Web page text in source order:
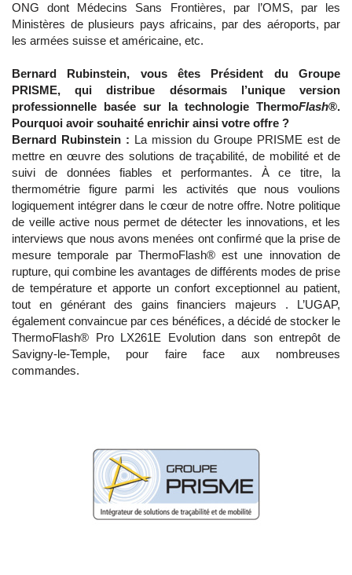
ONG dont Médecins Sans Frontières, par l’OMS, par les
Ministères de plusieurs pays africains, par des aéroports, par
les armées suisse et américaine, etc.
Bernard Rubinstein, vous êtes Président du Groupe
PRISME, qui distribue désormais l’unique version
professionnelle basée sur la technologie ThermoFlash®.
Pourquoi avoir souhaité enrichir ainsi votre offre ?
Bernard Rubinstein : La mission du Groupe PRISME est de
mettre en œuvre des solutions de traçabilité, de mobilité et de
suivi de données fiables et performantes. À ce titre, la
thermométrie figure parmi les activités que nous voulions
logiquement intégrer dans le cœur de notre offre. Notre politique
de veille active nous permet de détecter les innovations, et les
interviews que nous avons menées ont confirmé que la prise de
mesure temporale par ThermoFlash® est une innovation de
rupture, qui combine les avantages de différents modes de prise
de température et apporte un confort exceptionnel au patient,
tout en générant des gains financiers majeurs . L’UGAP,
également convaincue par ces bénéfices, a décidé de stocker le
ThermoFlash® Pro LX261E Evolution dans son entrepôt de
Savigny-le-Temple, pour faire face aux nombreuses
commandes.